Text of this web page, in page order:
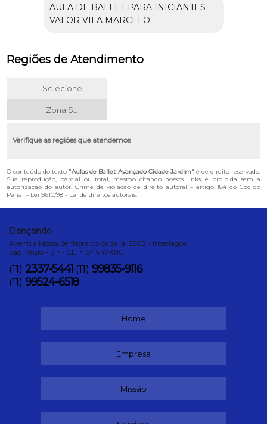
AULA DE BALLET PARA INICIANTES
VALOR VILA MARCELO
Regiões de Atendimento
Selecione:
Zona Sul
Verifique as regiões que atendemos
O conteúdo do texto "Aulas de Ballet Avançado Cidade Jardim" é de direito reservado.
Sua reprodução, parcial ou total, mesmo citando nossos links, é proibida sem a
autorização do autor. Crime de violação de direito autoral – artigo 184 do Código
Penal – Lei 9610/98 - Lei de direitos autorais.
Dançando
Avenida Nossa Senhora do Sabará, 2982 - Interlagos
São Paulo - SP - CEP: 04447-010
(11) 2337-5441 (11) 99835-9116
(11) 99524-6518
Home
Empresa
Missão